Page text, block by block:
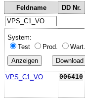
Feldname DD Nr.
System:
Test
Prod. Wart.
VPS_C1_VO 006410